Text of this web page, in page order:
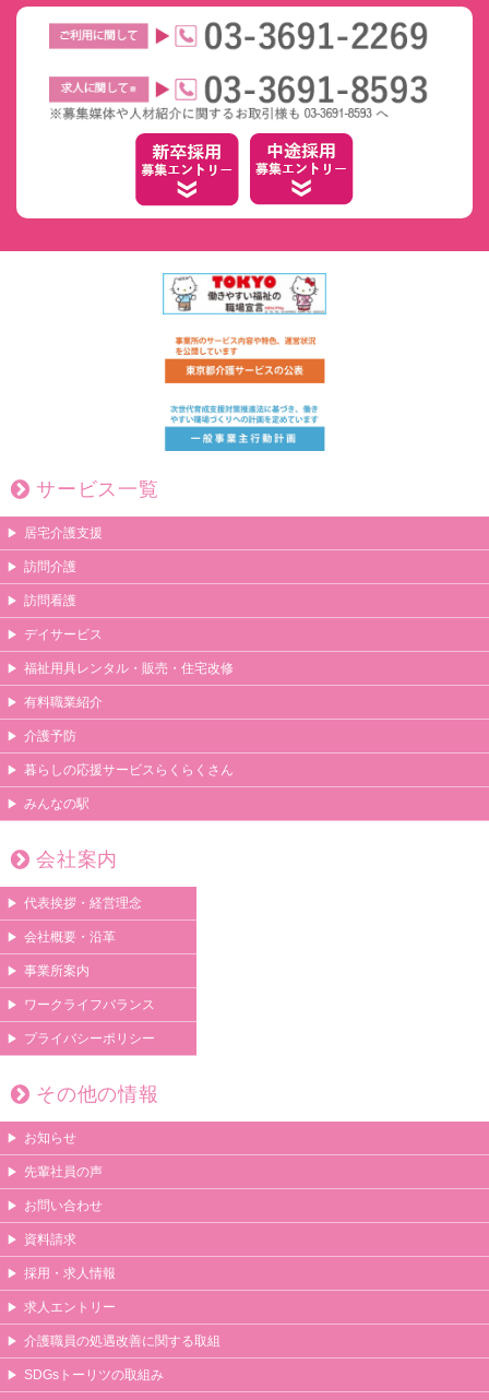
サービス一覧
居宅介護支援
訪問介護
訪問看護
デイサービス
福祉用具レンタル・販売・住宅改修
有料職業紹介
介護予防
暮らしの応援サービスらくらくさん
みんなの駅
会社案内
代表挨拶・経営理念
会社概要・沿革
事業所案内
ワークライフバランス
プライバシーポリシー
その他の情報
お知らせ
先輩社員の声
お問い合わせ
資料請求
採用・求人情報
求人エントリー
介護職員の処遇改善に関する取組
SDGsトーリツの取組み